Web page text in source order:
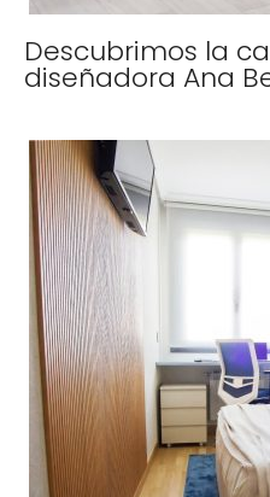
Descubrimos la
diseñadora Ana